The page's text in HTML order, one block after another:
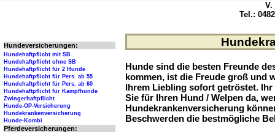
Hunde sind die besten Freunde
kommen, ist die Freude groß und
Ihrem Liebling sofort getröstet.
Sie für Ihren Hund / Welpen da,
Hundekrankenversicherung
Beschwerden die bestmögliche
Hundeversicherungen:
Hundehaftpflicht mit SB
Hundehaftpflicht ohne SB
Hundehaftpflicht für 2 Hunde
Hundehaftpflicht für Pers. ab 55
Hundehaftpflicht für Pers. ab 60
Hundehaftpflicht für Kampfhunde
Zwingerhaftpflicht
Hunde-OP-Versicherung
Hundekrankenversicherung
Hunde-Kombi
Pferdeversicherungen:
V.
Tel.: